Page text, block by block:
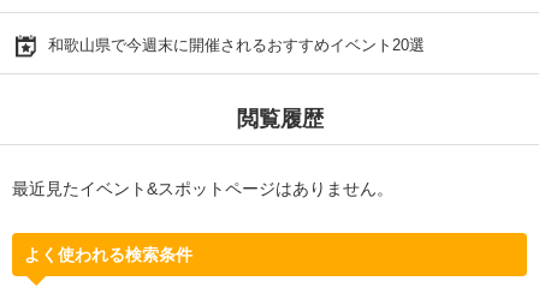
和歌山県で今週末に開催されるおすすめイベント20選
閲覧履歴
最近見たイベント&スポットページはありません。
よく使われる検索条件